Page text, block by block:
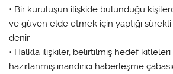
• Bir kuruluşun ilişkide bulunduğu
ve güven elde etmek için yaptığı
denir
• Halkla ilişkiler, belirtilmiş hedef
hazırlanmış inandırıcı haberleşme